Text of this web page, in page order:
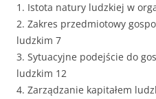
1. Istota natury ludzkiej w
2. Zakres przedmiotowy
ludzkim 7
3. Sytuacyjne podejście do
ludzkim 12
4. Zarządzanie kapitałem